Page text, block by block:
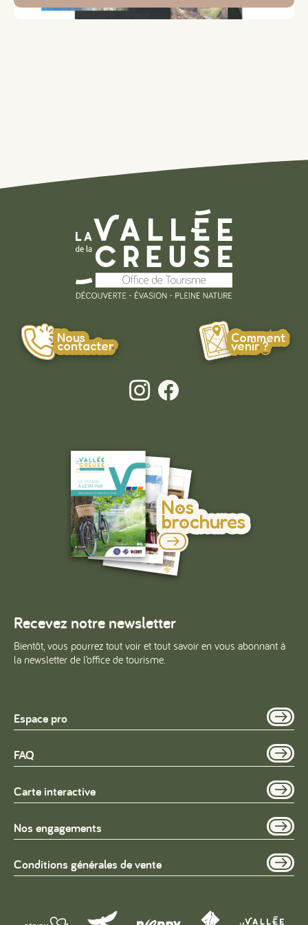
Nous
contacter
Comment
venir ?
Nos
brochures
Recevez notre newsletter
Bientôt, vous pourrez tout voir et tout savoir en vous abonnant à
la newsletter de l’office de tourisme.
Espace pro
FAQ
Carte interactive
Nos engagements
Conditions générales de vente